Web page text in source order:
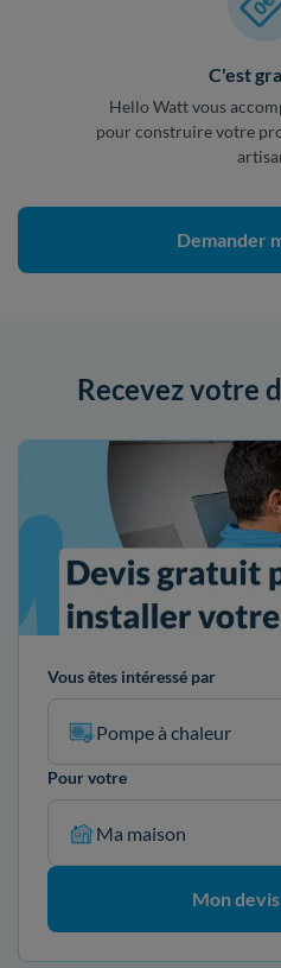
C'est
Hello Watt vous
pour construire votre
Demander
Recevez votre
Vous êtes intéressé par
Pompe à chaleur
Pour votre
Ma maison
Mon